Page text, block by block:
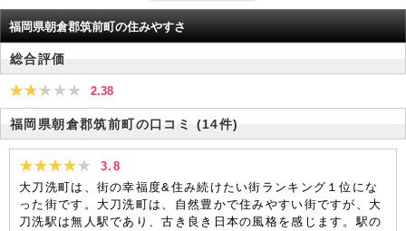
福岡県朝倉郡筑前町の住みやすさ
総合評価
2.38
福岡県朝倉郡筑前町の口コミ (14件)
3.8
大刀洗町は、街の幸福度&住み続けたい街ランキング１位にな
った街です。大刀洗町は、自然豊かで住みやすい街ですが、大
刀洗駅は無人駅であり、古き良き日本の風格を感じます。駅の